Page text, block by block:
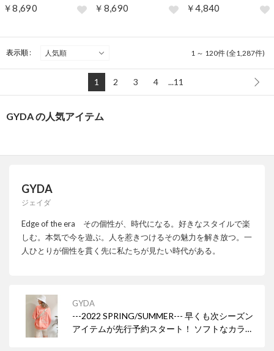
￥8,690 ￥8,690 ￥4,840
表示順 : 1 ～ 120件 (全1,287件)
1 2 3 4 ...11
GYDA の人気アイテム
GYDA
ジェイダ
Edge of the era その個性が、時代になる。好きなスタイルで楽
しむ。本気で今を遊ぶ。人を惹きつけるその魅力を解き放つ。一
人ひとりが個性を貫く先に私たちが見たい時代がある。
GYDA
---2022 SPRING/SUMMER--- 早くも次シーズン
アイテムが先行予約スタート！ ソフトなカラー